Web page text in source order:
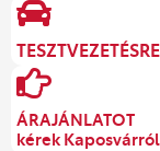
ÁRAJÁNLATOT
kérek Kaposvárról